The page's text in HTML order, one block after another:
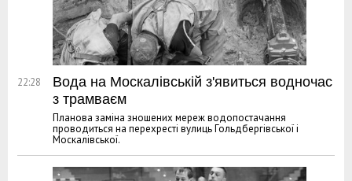
22:28
Вода на Москалівській з'явиться водночас
з трамваєм
Планова заміна зношених мереж водопостачання
проводиться на перехресті вулиць Гольдбергівської і
Москалівської.